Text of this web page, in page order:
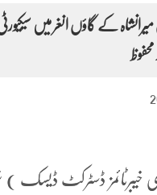
میرانشاہ کے گاؤں انغر میں
محفوظ
خیبرٹائمز ڈسٹرکٹ ڈیسک )